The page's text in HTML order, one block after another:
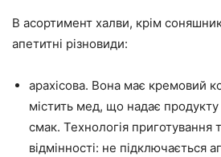
В асортимент халви, крім
апетитні різновиди:
арахісова. Вона має кремовий
містить мед, що надає
смак. Технологія приготування
відмінності: не підключається